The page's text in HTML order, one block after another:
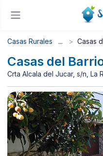
Casas Rurales Casas
Casas del
Crta Alcala del Jucar, s/n, La